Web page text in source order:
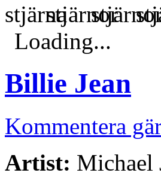
Loading...
Billie Jean
Kommentera
Artist: Michael